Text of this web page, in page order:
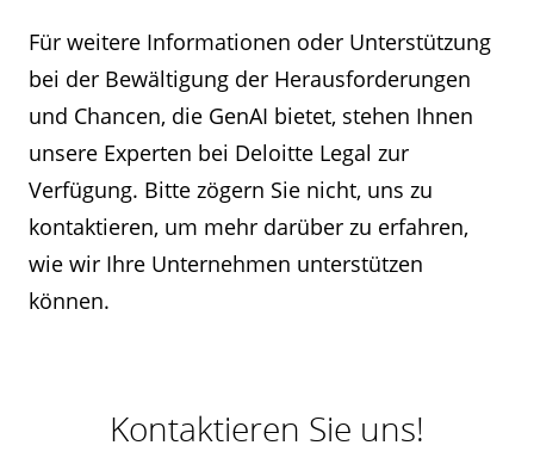
Für weitere Informationen oder Unterstützung
bei der Bewältigung der Herausforderungen
und Chancen, die GenAI bietet, stehen Ihnen
unsere Experten bei Deloitte Legal zur
Verfügung. Bitte zögern Sie nicht, uns zu
kontaktieren, um mehr darüber zu erfahren,
wie wir Ihre Unternehmen unterstützen
können.
Kontaktieren Sie uns!